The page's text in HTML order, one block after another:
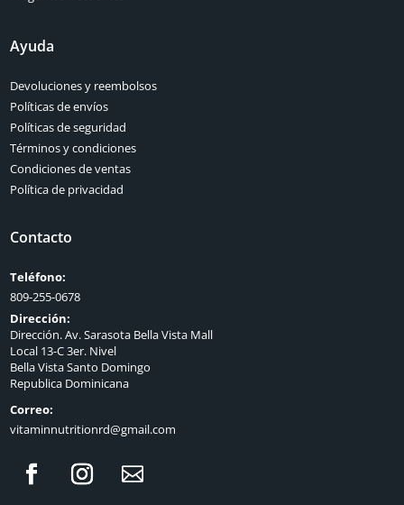
Ayuda
Devoluciones y reembolsos
Políticas de envíos
Políticas de seguridad
Términos y condiciones
Condiciones de ventas
Política de privacidad
Contacto
Teléfono:
809-255-0678
Dirección:
Dirección. Av. Sarasota Bella Vista Mall
Local 13-C 3er. Nivel
Bella Vista Santo Domingo
Republica Dominicana
Correo:
vitaminnutritionrd@gmail.com